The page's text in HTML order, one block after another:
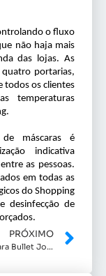
o fluxo
não haja mais
das lojas. As
portarias,
todos os clientes
temperaturas
máscaras é
indicativa
as pessoas.
em todas as
do Shopping
desinfecção de
PRÓXIMO
Cadernos para Bullet Journal e Planners na Nipon & Cia